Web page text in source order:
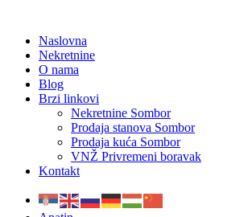
Naslovna
Nekretnine
O nama
Blog
Brzi linkovi
Nekretnine Sombor
Prodaja stanova Sombor
Prodaja kuća Sombor
VNŽ Privremeni boravak
Kontakt